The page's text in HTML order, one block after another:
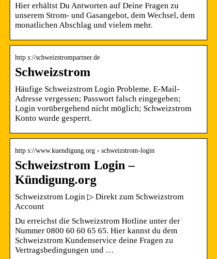
Hier erhältst Du Antworten auf Deine Fragen zu
unserem Strom- und Gasangebot, dem Wechsel, dem
monatlichen Abschlag und vielem mehr.
http s://schweizstrompartner.de
Schweizstrom
Häufige Schweizstrom Login Probleme. E-Mail-
Adresse vergessen; Passwort falsch eingegeben;
Login vorübergehend nicht möglich; Schweizstrom
Konto wurde gesperrt.
http s://www.kuendigung.org › schweizstrom-login
Schweizstrom Login –
Kündigung.org
Schweizstrom Login ▷ Direkt zum Schweizstrom
Account
Du erreichst die Schweizstrom Hotline unter der
Nummer 0800 60 60 65 65. Hier kannst du dem
Schweizstrom Kundenservice deine Fragen zu
Vertragsbedingungen und …